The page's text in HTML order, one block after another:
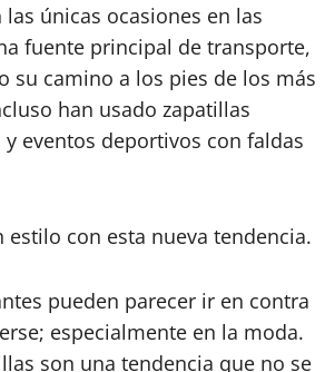
únicas ocasiones en las
fuente principal de transporte,
su camino a los pies de los más
han usado zapatillas
eventos deportivos con faldas
con esta nueva tendencia.
pueden parecer ir en contra
especialmente en la moda.
son una tendencia que no se